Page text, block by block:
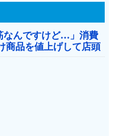
なんですけど…」消費
商品を値上げして店頭